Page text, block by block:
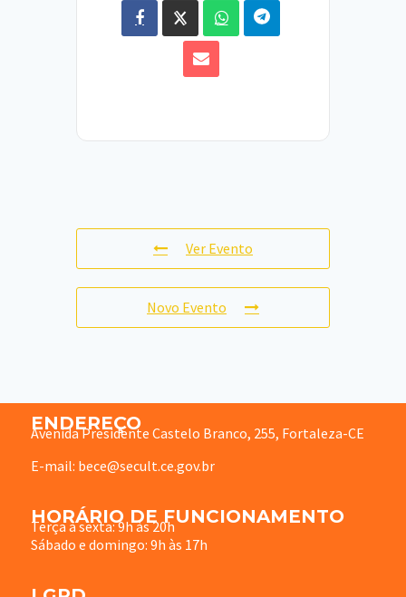
Ver Evento
Novo Evento
ENDEREÇO
Avenida Presidente Castelo Branco, 255, Fortaleza-CE
E-mail: bece@secult.ce.gov.br
HORÁRIO DE FUNCIONAMENTO
Terça à sexta: 9h às 20h
Sábado e domingo: 9h às 17h